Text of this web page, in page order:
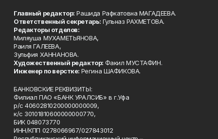
Главный редактор: Рашида Рафкатовна МАГАДЕЕВА.
Ответственный секретарь: Гульназ РАХМЕТОВА.
Редакторы отделов:
Миляуша МУХАМЕТЬЯНОВА,
Раиля ГАЛЕЕВА,
Зульфия ХАННАНОВА.
Художественный редактор: Факил МУСТАФИН.
Инженер по верстке: Регина ШАФИКОВА.
БАНКОВСКИЕ РЕКВИЗИТЫ:
Филиал ПАО «БАНК УРАЛСИБ» в г.Уфа
р/с 40602810200000000009,
к/с 30101810600000000770,
БИК 048073770
ИНН/КПП 0278066967/027843012